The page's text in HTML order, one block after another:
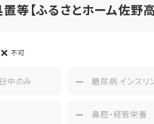
等【ふるさとホーム佐野高
不可
中のみ 糖尿病 インスリ
鼻腔・経管栄養